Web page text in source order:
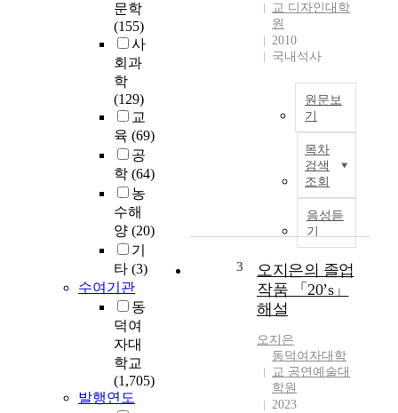
문학
(155)
사
회과
학
(129)
교
육 (69)
공
학 (64)
농
수해
양 (20)
기
타 (3)
수여기관
동
덕여
자대
학교
(1,705)
발행연도
교 디자인대학
원
2010
국내석사
원문보
기
목차
검색
조회
음성듣
기
3
오지은의 졸업
작품 「20’s」
해설
오지은
동덕여자대학
교 공연예술대
학원
2023